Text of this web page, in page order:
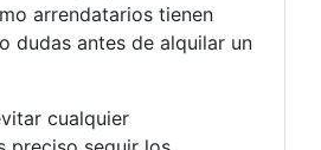
arrendatarios tienen
dudas antes de alquilar un
cualquier